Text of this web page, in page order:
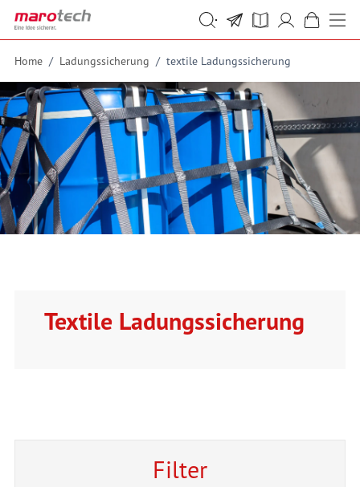
Skip to Content
Suche
Suche
Home / Ladungssicherung / textile Ladungssicherung
Textile Ladungssicherung
Filter